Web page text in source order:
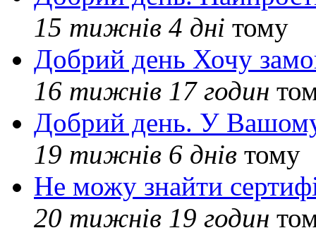
15 тижнів 4 дні тому
Добрий день Хочу
16 тижнів 17 годин
Добрий день. У Вашому
19 тижнів 6 днів тому
Не можу знайти
20 тижнів 19 годин